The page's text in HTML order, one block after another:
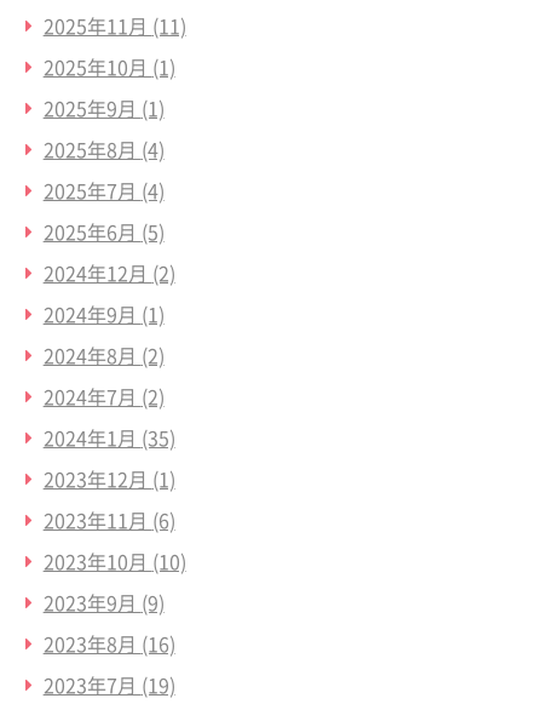
2025年11月 (11)
2025年10月 (1)
2025年9月 (1)
2025年8月 (4)
2025年7月 (4)
2025年6月 (5)
2024年12月 (2)
2024年9月 (1)
2024年8月 (2)
2024年7月 (2)
2024年1月 (35)
2023年12月 (1)
2023年11月 (6)
2023年10月 (10)
2023年9月 (9)
2023年8月 (16)
2023年7月 (19)